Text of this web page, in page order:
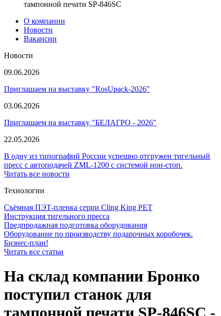
тампонной печати SP-846SC
О компании
Новости
Вакансии
Новости
09.06.2026
Приглашаем на выставку "RosUpack-2026"
03.06.2026
Приглашаем на выставку "БЕЛАГРО - 2026"
22.05.2026
В одну из типографий России успешно отгружен тигельный
пресс с автоподачей ZML-1200 с системой нон-стоп.
Читать все новости
Технологии
Съёмная ПЭТ-пленка серии Cling King PET
Инструкция тигельного пресса
Предпродажная подготовка оборудования
Оборудование по производству подарочных коробочек.
Бизнес-план!
Читать все статьи
На склад компании Бронко
поступил станок для
тампонной печати SP-846SC -